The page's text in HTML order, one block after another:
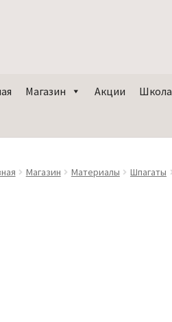
Магазин Акции Школа
Магазин Материалы Шпагаты